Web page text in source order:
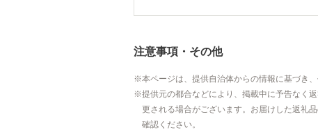
注意事項・その他
本ページは、提供自治体からの情報に基づき、
提供元の都合などにより、掲載中に予告なく
更される場合がございます。お届けした返礼
確認ください。